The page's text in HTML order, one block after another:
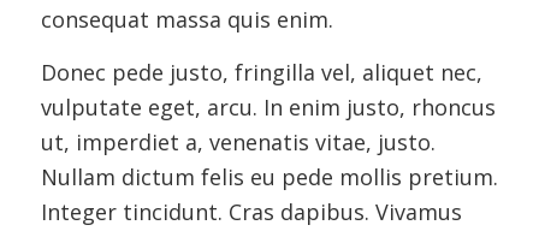
consequat massa quis enim.
Donec pede justo, fringilla vel, aliquet nec,
vulputate eget, arcu. In enim justo, rhoncus
ut, imperdiet a, venenatis vitae, justo.
Nullam dictum felis eu pede mollis pretium.
Integer tincidunt. Cras dapibus. Vivamus